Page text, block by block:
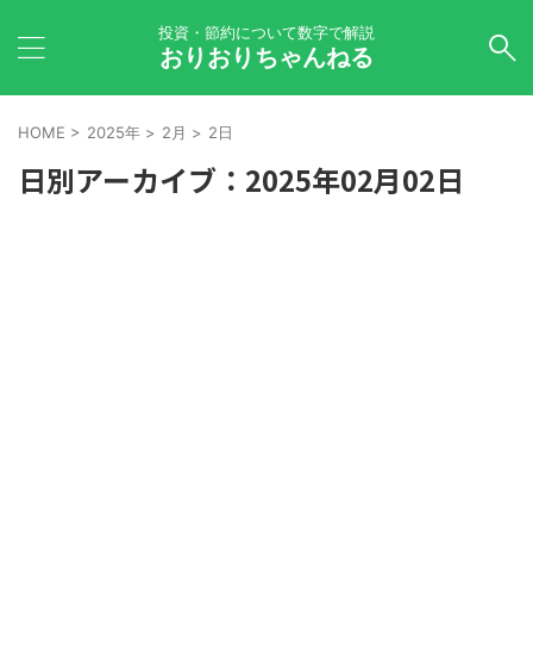
投資・節約について数字で解説
おりおりちゃんねる
HOME > 2025年 > 2月 > 2日
日別アーカイブ：2025年02月02日